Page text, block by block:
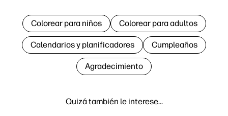
Quizá también le interese…
Colorear para niños Colorear para adultos
Calendarios y planificadores Cumpleaños
Agradecimiento